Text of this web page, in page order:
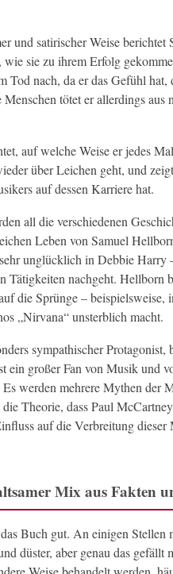
und satirischer Weise
wie sie zu ihrem Erfolg
Tod nach, da er das Gefühl hat,
tötet er allerdings
auf welche Weise er jedes
über Leichen geht, und
auf dessen Karriere hat.
all die verschiedenen
Leben von Samuel
unglücklich in Debbie Harry
Tätigkeiten nachgeht.
die Sprünge –
„Nirvana“ unsterblich macht.
sympathischer
ein großer Fan von Musik und
werden mehrere Mythen der
Theorie, dass Paul
auf die Verbreitung
Mix aus Fakten
Buch gut. An einigen Stellen
düster, aber genau das